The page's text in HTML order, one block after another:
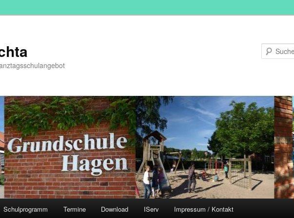
Schulprogramm Termine Download IServ Impressum / Kontakt